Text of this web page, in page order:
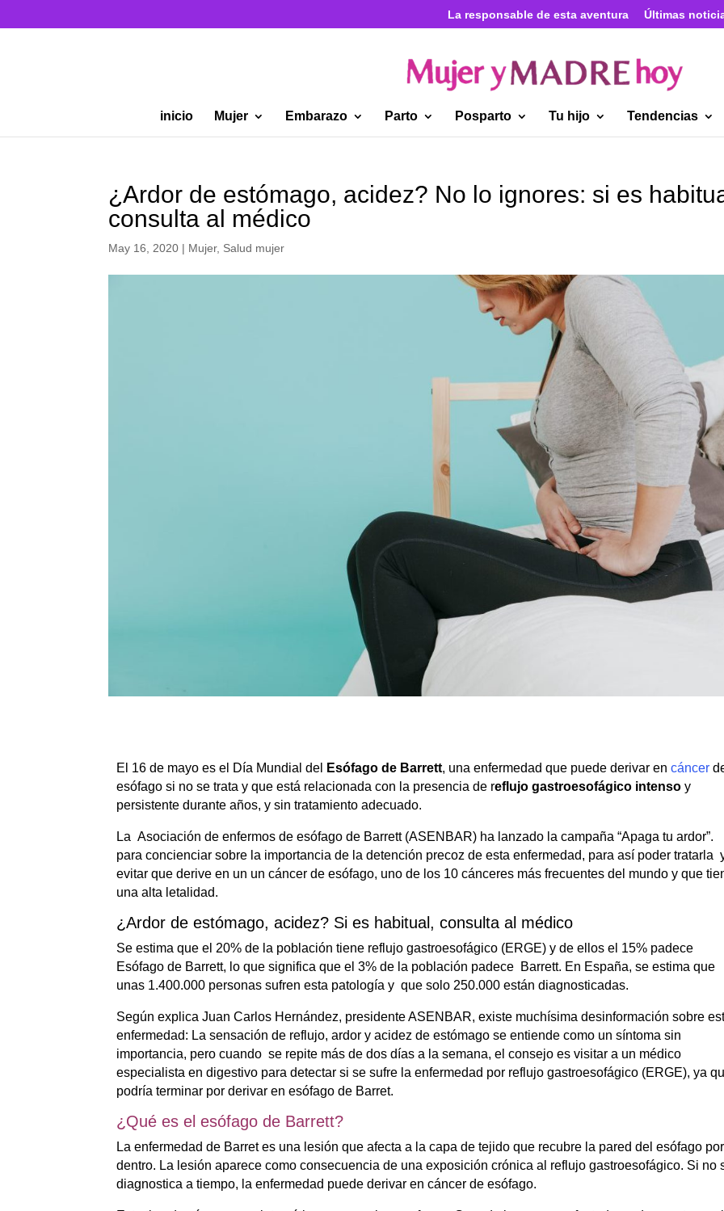
La responsable de esta aventura Últimas
inicio Mujer Embarazo Parto Posparto Tu hijo Tendencias
¿Ardor de estómago, acidez? No lo ignores: si es
consulta al médico
May 16, 2020 | Mujer, Salud mujer
El 16 de mayo es el Día Mundial del Esófago de Barrett, una enfermedad que puede derivar encáncer
esófago si no se trata y que está relacionada con la presencia de reflujo gastroesofágico intenso y
persistente durante años, y sin tratamiento adecuado.
La Asociación de enfermos de esófago de Barrett (ASENBAR) ha lanzado la campaña “Apaga tu ardor”.
para concienciar sobre la importancia de la detención precoz de esta enfermedad, para así poder tratarla
evitar que derive en un un cáncer de esófago, uno de los 10 cánceres más frecuentes del mundo y que
una alta letalidad.
¿Ardor de estómago, acidez? Si es habitual, consulta al médico
Se estima que el 20% de la población tiene reflujo gastroesofágico (ERGE) y de ellos el 15% padece
Esófago de Barrett, lo que significa que el 3% de la población padece Barrett. En España, se estima que
unas 1.400.000 personas sufren esta patología y que solo 250.000 están diagnosticadas.
Según explica Juan Carlos Hernández, presidente ASENBAR, existe muchísima desinformación sobre
enfermedad: La sensación de reflujo, ardor y acidez de estómago se entiende como un síntoma sin
importancia, pero cuando se repite más de dos días a la semana, el consejo es visitar a un médico
especialista en digestivo para detectar si se sufre la enfermedad por reflujo gastroesofágico (ERGE), ya
podría terminar por derivar en esófago de Barret.
¿Qué es el esófago de Barrett?
La enfermedad de Barret es una lesión que afecta a la capa de tejido que recubre la pared del esófago por
dentro. La lesión aparece como consecuencia de una exposición crónica al reflujo gastroesofágico. Si no
diagnostica a tiempo, la enfermedad puede derivar en cáncer de esófago.